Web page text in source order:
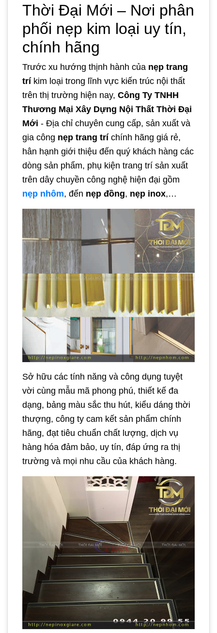
Thời Đại Mới – Nơi phân
phối nẹp kim loại uy tín,
chính hãng
Trước xu hướng thịnh hành của nẹp trang
trí kim loại trong lĩnh vực kiến trúc nội thất
trên thị trường hiện nay, Công Ty TNHH
Thương Mại Xây Dựng Nội Thất Thời Đại
Mới - Địa chỉ chuyên cung cấp, sản xuất và
gia công nẹp trang trí chính hãng giá rẻ,
hân hạnh giới thiệu đến quý khách hàng các
dòng sản phẩm, phụ kiện trang trí sản xuất
trên dây chuyền công nghệ hiện đại gồm
nẹp nhôm, đến nẹp đồng, nẹp inox,…
Sở hữu các tính năng và công dụng tuyệt
vời cùng mẫu mã phong phú, thiết kế đa
dạng, bảng màu sắc thu hút, kiểu dáng thời
thượng, công ty cam kết sản phẩm chính
hãng, đạt tiêu chuẩn chất lượng, dịch vụ
hàng hóa đảm bảo, uy tín, đáp ứng ra thị
trường và mọi nhu cầu của khách hàng.